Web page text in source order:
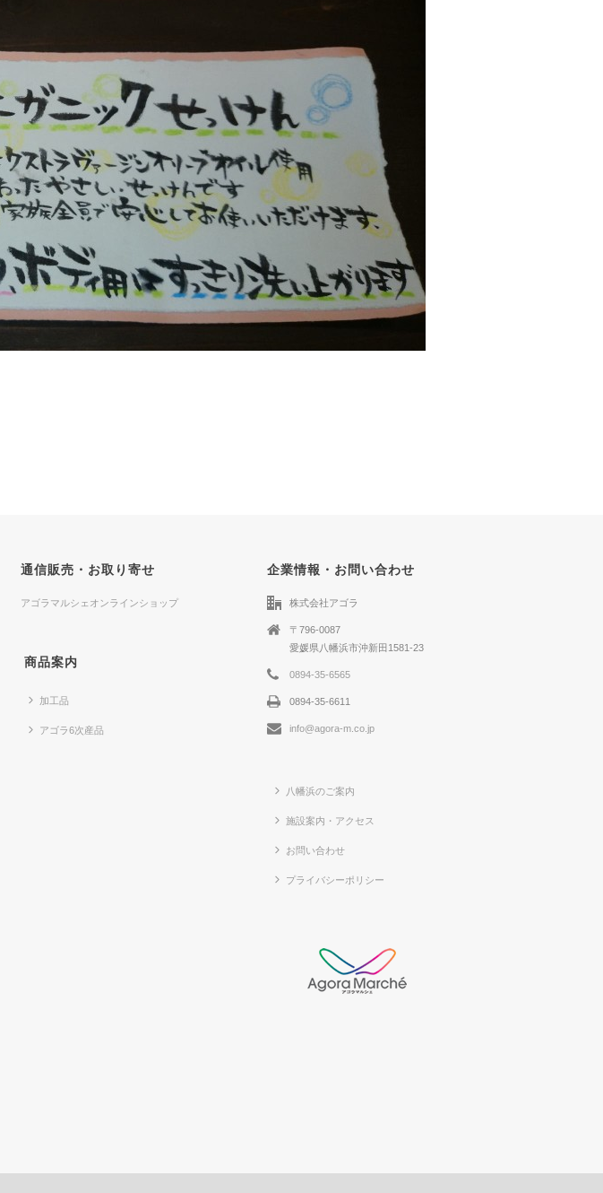
通信販売・お取り寄せ
アゴラマルシェオンラインショップ
商品案内
加工品
アゴラ6次産品
企業情報・お問い合わせ
株式会社アゴラ
〒796-0087
愛媛県八幡浜市沖新田1581-23
0894-35-6565
0894-35-6611
info@agora-m.co.jp
八幡浜のご案内
施設案内・アクセス
お問い合わせ
プライバシーポリシー